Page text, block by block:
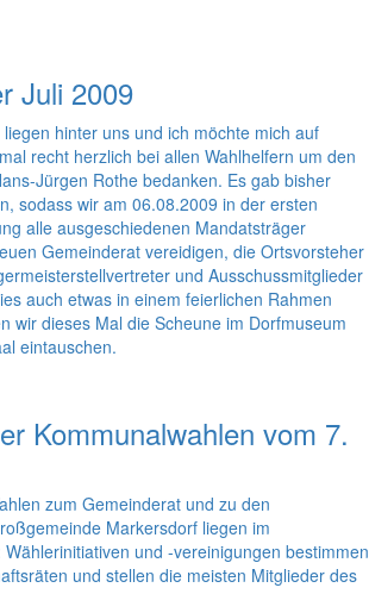
Juli 2009
hinter uns und ich möchte mich auf
recht herzlich bei allen Wahlhelfern um den
Jürgen Rothe bedanken. Es gab bisher
sodass wir am 06.08.2009 in der ersten
alle ausgeschiedenen Mandatsträger
Gemeinderat vereidigen, die Ortsvorsteher
und Ausschussmitglieder
auch etwas in einem feierlichen Rahmen
wir dieses Mal die Scheune im Dorfmuseum
eintauschen.
Kommunalwahlen vom 7.
zum Gemeinderat und zu den
Markersdorf liegen im
und -vereinigungen bestimmen
und stellen die meisten Mitglieder des